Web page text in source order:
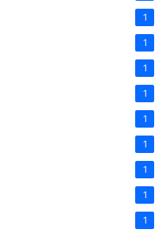
1
1
1
1
1
1
1
1
1